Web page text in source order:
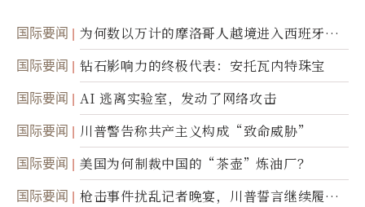
国际要闻
为何数以万计的摩洛哥人越境进入西班牙休
达
国际要闻 钻石影响力的终极代表：安托瓦内特珠宝
国际要闻 AI 逃离实验室，发动了网络攻击
国际要闻 川普警告称共产主义构成“致命威胁”
国际要闻 美国为何制裁中国的“茶壶”炼油厂？
国际要闻
枪击事件扰乱记者晚宴，川普誓言继续履行